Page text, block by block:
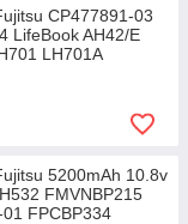
CP477891-03
LifeBook AH42/E
LH701A
5200mAh 10.8v
FMVNBP215
FPCBP334